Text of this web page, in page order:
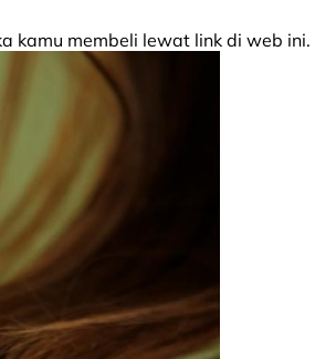
kamu membeli lewat link di web ini.